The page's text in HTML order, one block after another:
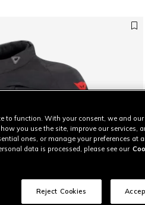
to function. With your consent, we and
you use the site, improve our services,
ones, or manage your preferences at
data is processed, please see our
Reject Cookies